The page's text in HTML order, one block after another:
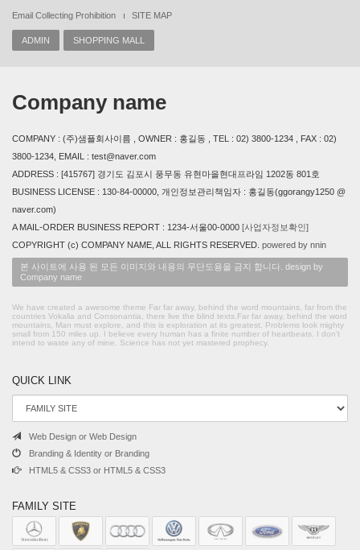
Email Collecting Prohibition SITE MAP
ADMIN SHOPPING MALL
Company name
COMPANY : (주)샘플회사이름 , OWNER : 홍길동 , TEL : 02) 3800-1234 , FAX : 02)
3800-1234, EMAIL : test@naver.com
ADDRESS : [415767] 경기도 김포시 풍무동 유현마을현대프라임 1202동 801호
BUSINESS LICENSE : 130-84-00000, 개인정보관리책임자 : 홍길동(ggorangy1250 @
naver.com)
A MAIL-ORDER BUSINESS REPORT : 1234-서울00-0000 [사업자정보확인]
COPYRIGHT (c) COMPANY NAME, ALL RIGHTS RESERVED. powered by nnin
본 사이트에 사용 된 모든 이미지와 내용의 무단도용을 금지 합니다. design by
Company name
We have created a awesome theme Far far away, behind the word mountains, far from the
countries Vokalia and Consonantia, there live the blind texts.Far far away, behind the word
mountains, Man must explore, and this is exploration at its greatest. Problems look mighty
small from 150 miles up. I believe every human has a finite number of heartbeats. I don't
intend to waste any of mine. Science has not yet mastered prophecy.
QUICK LINK
Web Design or Web Design
Branding & Identity or Branding
HTML5 & CSS3 or HTML5 & CSS3
FAMILY SITE